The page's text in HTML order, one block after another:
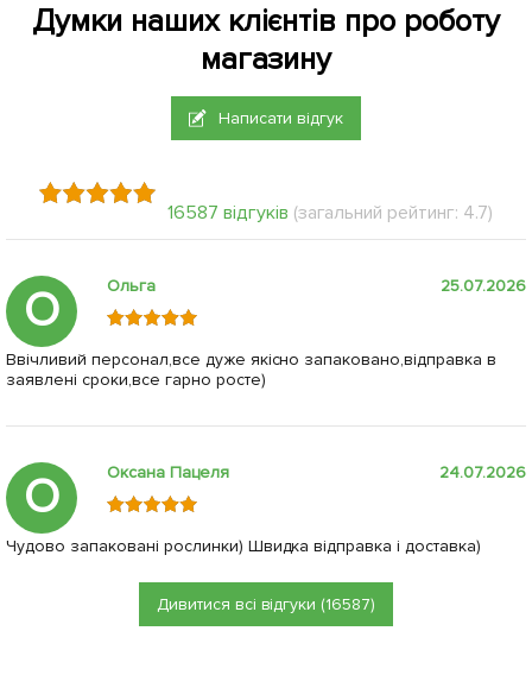
Думки наших клієнтів про роботу
магазину
Написати відгук
16587 відгуків (загальний рейтинг: 4.7)
О Ольга 25.07.2026
Ввічливий персонал,все дуже якісно запаковано,відправка в
заявлені сроки,все гарно росте)
О Оксана Пацеля 24.07.2026
Чудово запаковані рослинки) Швидка відправка і доставка)
Дивитися всі відгуки (16587)